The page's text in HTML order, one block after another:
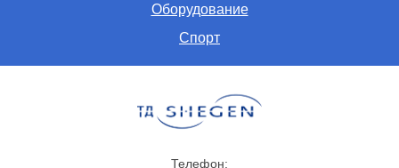
Оборудование
Спорт
Телефон: